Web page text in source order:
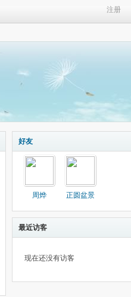
注册
好友
周烨 正圆盆景
最近访客
现在还没有访客